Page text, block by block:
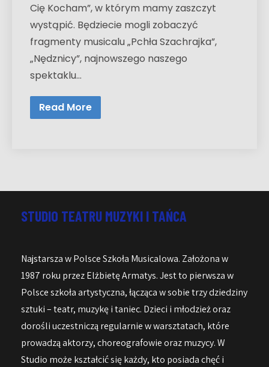
Cię Kocham”, w którym mamy zaszczyt
wystąpić. Będziecie mogli zobaczyć
fragmenty musicalu „Pchła Szachrajka”,
„Nędznicy”, najnowszego naszego
spektaklu…
Read More
STUDIO TEATRU MUZYKI I TAŃCA
Najstarsza w Polsce Szkoła Musicalowa. Założona w
1987 roku przez Elżbietę Armatys. Jest to pierwsza w
Polsce szkoła artystyczna, łącząca w sobie trzy dziedziny
sztuki – teatr, muzykę i taniec. Dzieci i młodzież oraz
dorośli uczestniczą regularnie w warsztatach, które
prowadzą aktorzy, choreografowie oraz muzycy. W
Studio może kształcić się każdy, kto posiada chęć i